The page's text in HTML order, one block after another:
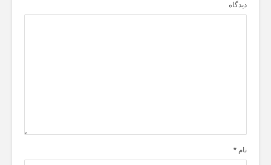
دیدگاه
نام *